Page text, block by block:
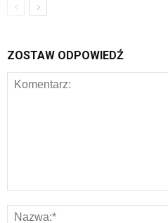
ZOSTAW ODPOWIEDŹ